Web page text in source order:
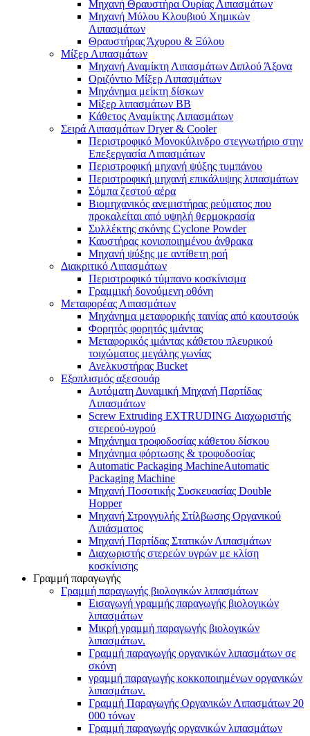
Μηχανή Θραυστήρα Ουρίας Λιπασμάτων
Μηχανή Μύλου Κλουβιού Χημικών
Λιπασμάτων
Θραυστήρας Άχυρου & Ξύλου
Μίξερ Λιπασμάτων
Μηχανή Αναμίκτη Λιπασμάτων Διπλού Άξονα
Οριζόντιο Μίξερ Λιπασμάτων
Μηχάνημα μείκτη δίσκων
Μίξερ λιπασμάτων BB
Κάθετος Αναμίκτης Λιπασμάτων
Σειρά Λιπασμάτων Dryer & Cooler
Περιστροφικό Μονοκύλινδρο στεγνωτήριο στην
Επεξεργασία Λιπασμάτων
Περιστροφική μηχανή ψύξης τυμπάνου
Περιστροφική μηχανή επικάλυψης λιπασμάτων
Σόμπα ζεστού αέρα
Βιομηχανικός ανεμιστήρας ρεύματος που
προκαλείται από υψηλή θερμοκρασία
Συλλέκτης σκόνης Cyclone Powder
Καυστήρας κονιοποιημένου άνθρακα
Μηχανή ψύξης με αντίθετη ροή
Διακριτικό Λιπασμάτων
Περιστροφικό τύμπανο κοσκίνισμα
Γραμμική δονούμενη οθόνη
Μεταφορέας Λιπασμάτων
Μηχάνημα μεταφορικής ταινίας από καουτσούκ
Φορητός φορητός ιμάντας
Μεταφορικός ιμάντας κάθετου πλευρικού
τοιχώματος μεγάλης γωνίας
Ανελκυστήρας Bucket
Εξοπλισμός αξεσουάρ
Αυτόματη Δυναμική Μηχανή Παρτίδας
Λιπασμάτων
Screw Extruding EXTRUDING Διαχωριστής
στερεού-υγρού
Μηχάνημα τροφοδοσίας κάθετου δίσκου
Μηχάνημα φόρτωσης & τροφοδοσίας
Automatic Packaging MachineAutomatic
Packaging Machine
Μηχανή Ποσοτικής Συσκευασίας Double
Hopper
Μηχανή Στρογγυλής Στίλβωσης Οργανικού
Λιπάσματος
Μηχανή Παρτίδας Στατικών Λιπασμάτων
Διαχωριστής στερεών υγρών με κλίση
κοσκίνισης
Γραμμή παραγωγής
Γραμμή παραγωγής βιολογικών λιπασμάτων
Εισαγωγή γραμμής παραγωγής βιολογικών
λιπασμάτων
Μικρή γραμμή παραγωγής βιολογικών
λιπασμάτων.
Γραμμή παραγωγής οργανικών λιπασμάτων σε
σκόνη
γραμμή παραγωγής κοκκοποιημένων οργανικών
λιπασμάτων.
Γραμμή Παραγωγής Οργανικών Λιπασμάτων 20
000 τόνων
Γραμμή παραγωγής οργανικών λιπασμάτων